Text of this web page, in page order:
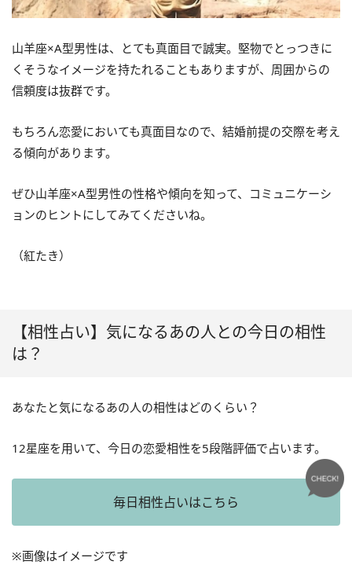
山羊座×A型男性は、とても真面目で誠実。堅物でとっつきに
くそうなイメージを持たれることもありますが、周囲からの
信頼度は抜群です。
もちろん恋愛においても真面目なので、結婚前提の交際を考え
る傾向があります。
ぜひ山羊座×A型男性の性格や傾向を知って、コミュニケーシ
ョンのヒントにしてみてくださいね。
（紅たき）
【相性占い】気になるあの人との今日の相性
は？
あなたと気になるあの人の相性はどのくらい？
12星座を用いて、今日の恋愛相性を5段階評価で占います。
毎日相性占いはこちら
※画像はイメージです